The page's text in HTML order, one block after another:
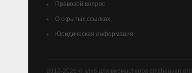
Правовой вопрос
О скрытых ссылках
Юридическая информация
2012-2026 © клуб для вебмастеров cmsheaven.org